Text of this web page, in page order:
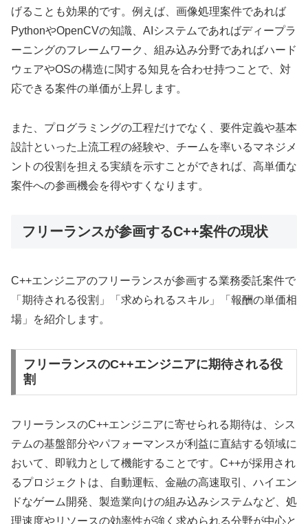
げることも効果的です。例えば、画像処理案件であれば
PythonやOpenCVの知識、AIシステムであればディープラ
ーニングのフレームワーク、組み込み分野であればハード
ウェアやOSの構造に関する知見を合わせ持つことで、対
応できる案件の単価が上昇します。
また、プログラミングの工程だけでなく、要件定義や基本
設計といった上流工程の経験や、チームを率いるマネジメ
ントの役割を担える実績を示すことができれば、高単価な
案件への参画機会を得やすくなります。
フリーランスが参画するC++案件の現状
C++エンジニアのフリーランスが参画する業務委託案件で
「期待される役割」「求められるスキル」「報酬の単価相
場」を紹介します。
フリーランスのC++エンジニアに期待される役
割
フリーランスのC++エンジニアに寄せられる期待は、シス
テムの基盤部分やパフォーマンスが利益に直結する領域に
おいて、即戦力として機能することです。C++が採用され
るプロジェクトは、自動運転、金融の高速取引、ハイエン
ドなゲーム開発、製造業向けの組み込みシステムなど、処
理速度やリソースの効率性が強く求められる分野が中心と